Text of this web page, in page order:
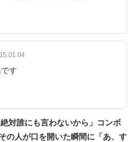
す
対誰にも言わないから」コンボ
の人が口を開いた瞬間に「あ、す